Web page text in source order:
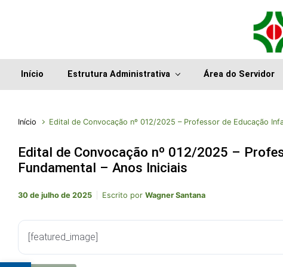
Início Estrutura Administrativa Área do Servidor
Início Edital de Convocação nº 012/2025 – Professor de Educação
Edital de Convocação nº 012/2025 –
Fundamental – Anos Iniciais
30 de julho de 2025 Escrito por Wagner Santana
[featured_image]